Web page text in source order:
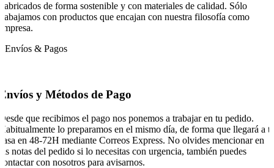
de forma sostenible y con materiales de calidad. Sólo
con productos que encajan con nuestra filosofía como
Envíos & Pagos
y Métodos de Pago
que recibimos el pago nos ponemos a trabajar en tu pedido.
lo preparamos en el mismo día, de forma que llegará a
en 48-72H mediante Correos Express. No olvides mencionar en
notas del pedido si lo necesitas con urgencia, también puedes
con nosotros para avisarnos.